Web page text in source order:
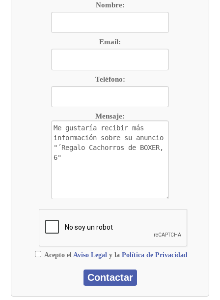
Nombre:
Email:
Teléfono:
Mensaje:
Acepto el Aviso Legal y la Política de Privacidad